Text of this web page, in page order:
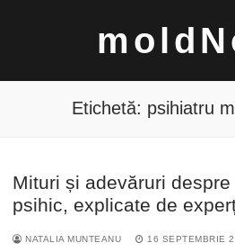
Caută
Etichetă: psihiatru
Mituri și adevăruri
psihic, explicate de
NATALIA MUNTEANU 16 SEPTEMBRIE